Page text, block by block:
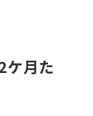
ケ月た